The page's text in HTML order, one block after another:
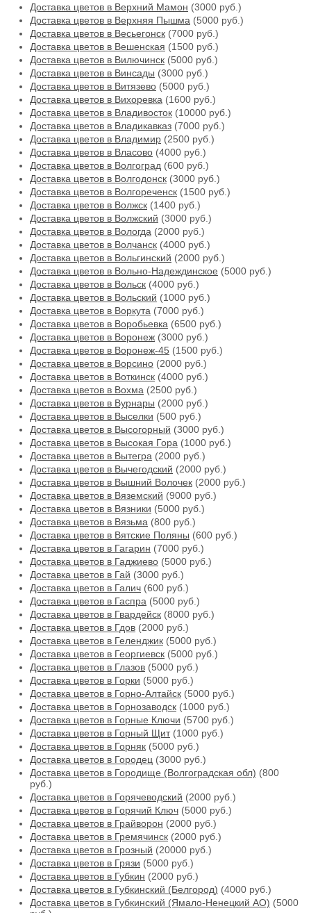
Доставка цветов в Верхний Мамон (3000 руб.)
Доставка цветов в Верхняя Пышма (5000 руб.)
Доставка цветов в Весьегонск (7000 руб.)
Доставка цветов в Вешенская (1500 руб.)
Доставка цветов в Вилючинск (5000 руб.)
Доставка цветов в Винсады (3000 руб.)
Доставка цветов в Витязево (5000 руб.)
Доставка цветов в Вихоревка (1600 руб.)
Доставка цветов в Владивосток (10000 руб.)
Доставка цветов в Владикавказ (7000 руб.)
Доставка цветов в Владимир (2500 руб.)
Доставка цветов в Власово (4000 руб.)
Доставка цветов в Волгоград (600 руб.)
Доставка цветов в Волгодонск (3000 руб.)
Доставка цветов в Волгореченск (1500 руб.)
Доставка цветов в Волжск (1400 руб.)
Доставка цветов в Волжский (3000 руб.)
Доставка цветов в Вологда (2000 руб.)
Доставка цветов в Волчанск (4000 руб.)
Доставка цветов в Вольгинский (2000 руб.)
Доставка цветов в Вольно-Надеждинское (5000 руб.)
Доставка цветов в Вольск (4000 руб.)
Доставка цветов в Вольский (1000 руб.)
Доставка цветов в Воркута (7000 руб.)
Доставка цветов в Воробьевка (6500 руб.)
Доставка цветов в Воронеж (3000 руб.)
Доставка цветов в Воронеж-45 (1500 руб.)
Доставка цветов в Ворсино (2000 руб.)
Доставка цветов в Воткинск (4000 руб.)
Доставка цветов в Вохма (2500 руб.)
Доставка цветов в Вурнары (2000 руб.)
Доставка цветов в Выселки (500 руб.)
Доставка цветов в Высогорный (3000 руб.)
Доставка цветов в Высокая Гора (1000 руб.)
Доставка цветов в Вытегра (2000 руб.)
Доставка цветов в Вычегодский (2000 руб.)
Доставка цветов в Вышний Волочек (2000 руб.)
Доставка цветов в Вяземский (9000 руб.)
Доставка цветов в Вязники (5000 руб.)
Доставка цветов в Вязьма (800 руб.)
Доставка цветов в Вятские Поляны (600 руб.)
Доставка цветов в Гагарин (7000 руб.)
Доставка цветов в Гаджиево (5000 руб.)
Доставка цветов в Гай (3000 руб.)
Доставка цветов в Галич (600 руб.)
Доставка цветов в Гаспра (5000 руб.)
Доставка цветов в Гвардейск (8000 руб.)
Доставка цветов в Гдов (2000 руб.)
Доставка цветов в Геленджик (5000 руб.)
Доставка цветов в Георгиевск (5000 руб.)
Доставка цветов в Глазов (5000 руб.)
Доставка цветов в Горки (5000 руб.)
Доставка цветов в Горно-Алтайск (5000 руб.)
Доставка цветов в Горнозаводск (1000 руб.)
Доставка цветов в Горные Ключи (5700 руб.)
Доставка цветов в Горный Щит(1000 руб.)
Доставка цветов в Горняк (5000 руб.)
Доставка цветов в Городец (3000 руб.)
Доставка цветов в Городище (Волгоградская обл) (800
руб.)
Доставка цветов в Горячеводский (2000 руб.)
Доставка цветов в Горячий Ключ (5000 руб.)
Доставка цветов в Грайворон (2000 руб.)
Доставка цветов в Гремячинск (2000 руб.)
Доставка цветов в Грозный (20000 руб.)
Доставка цветов в Грязи (5000 руб.)
Доставка цветов в Губкин (2000 руб.)
Доставка цветов в Губкинский (Белгород) (4000 руб.)
Доставка цветов в Губкинский (Ямало-Ненецкий АО) (5000